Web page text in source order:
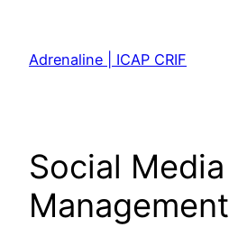
content
Adrenaline | ICAP CRIF
Social Media
Management